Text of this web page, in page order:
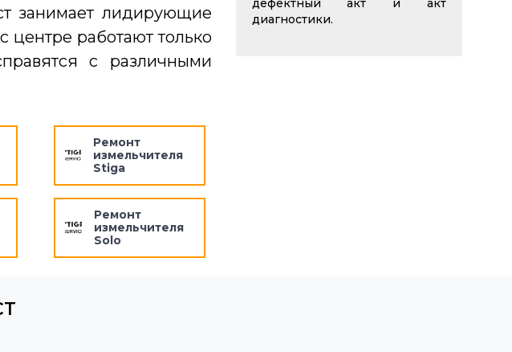
занимает лидирующие
центре работают только
с различными
Ремонт
измельчителя
Stiga
Ремонт
измельчителя
Solo
дефектный акт и акт
диагностики.